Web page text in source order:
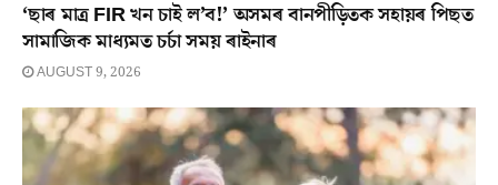
‘ছাৰ মাত্ৰ FIR খন চাই ল’ব!’ অসমৰ বানপীড়িতক সহায়ৰ পিছত
সামাজিক মাধ্যমত চৰ্চা সময় ৰাইনাৰ
AUGUST 9, 2026